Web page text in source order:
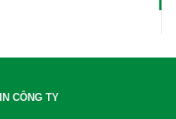
CÔNG TY